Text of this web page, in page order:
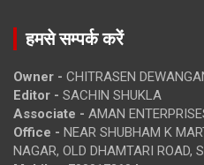
हमसे सम्पर्क करें
Owner - CHITRASEN
Editor - SACHIN SHUKLA
Associate - AMAN
Office - NEAR SHUBHAM K
NAGAR, OLD DHAMTARI ROAD,